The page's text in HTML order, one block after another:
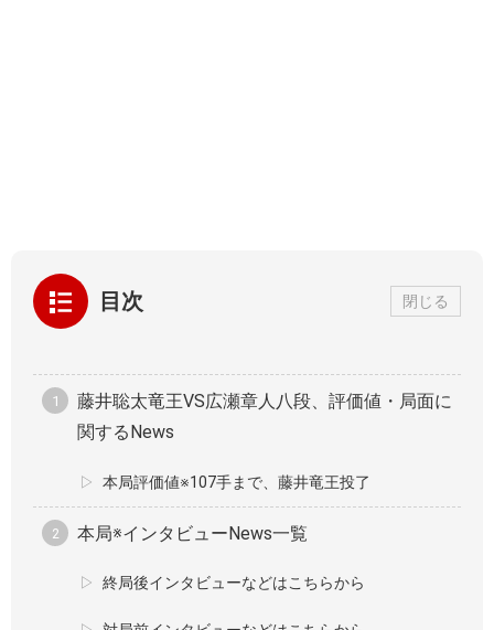
目次 閉じる
藤井聡太竜王VS広瀬章人八段、評価値・局面に
関するNews
本局評価値※107手まで、藤井竜王投了
本局※インタビューNews一覧
終局後インタビューなどはこちらから